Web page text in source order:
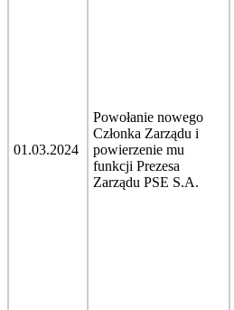
01.03.2024
Powołanie nowego
Członka Zarządu i
powierzenie mu
funkcji Prezesa
Zarządu PSE S.A.